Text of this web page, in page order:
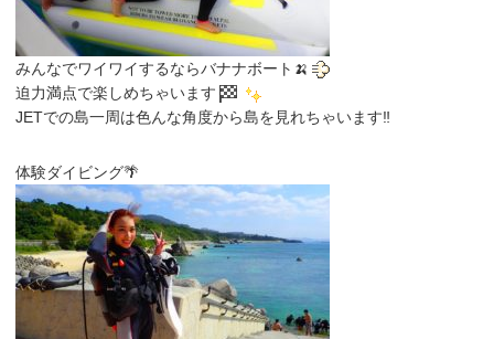
みんなでワイワイするならバナナボート🍌
迫力満点で楽しめちゃいます
JETでの島一周は色んな角度から島を見れちゃいます‼
体験ダイビング🌴